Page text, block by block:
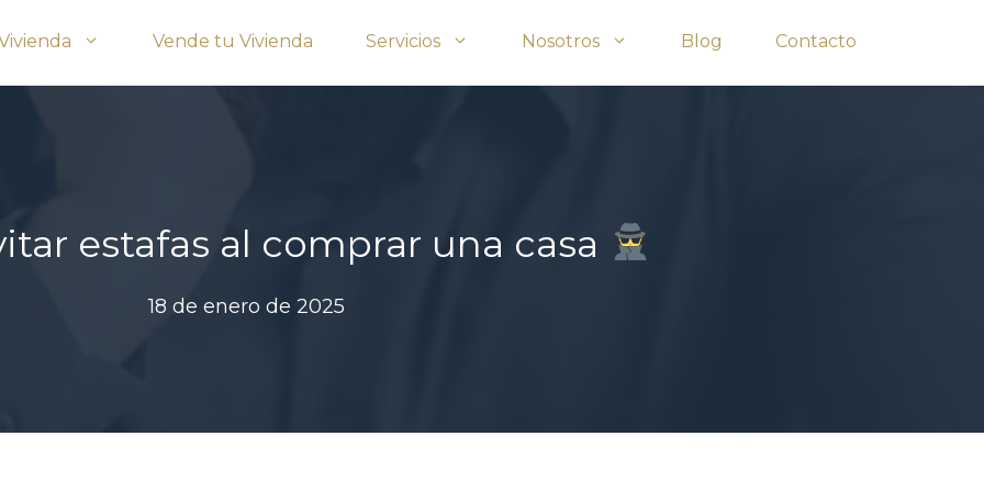
Vende tu Vivienda Servicios Nosotros Blog Contacto
estafas al comprar una casa
18 de enero de 2025